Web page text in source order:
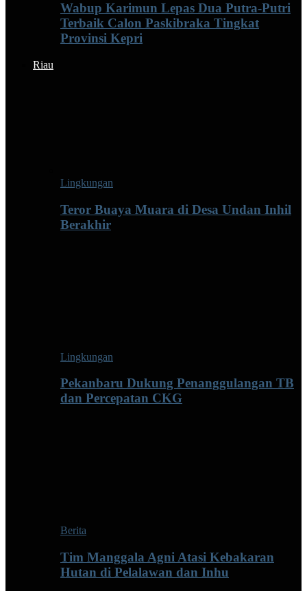
Wabup Karimun Lepas Dua Putra-Putri
Terbaik Calon Paskibraka Tingkat
Provinsi Kepri
Riau
Lingkungan
Teror Buaya Muara di Desa Undan Inhil
Berakhir
Lingkungan
Pekanbaru Dukung Penanggulangan TB
dan Percepatan CKG
Berita
Tim Manggala Agni Atasi Kebakaran
Hutan di Pelalawan dan Inhu